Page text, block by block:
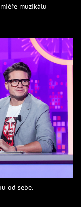
muzikálu
od sebe.